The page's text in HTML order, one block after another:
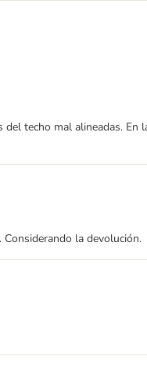
techo mal alineadas.
la devolución.